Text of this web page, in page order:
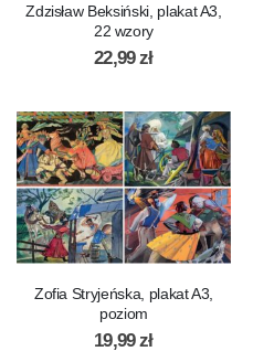
Zdzisław Beksiński, plakat A3,
22 wzory
22,99zł
Zofia Stryjeńska, plakat A3,
poziom
19,99zł